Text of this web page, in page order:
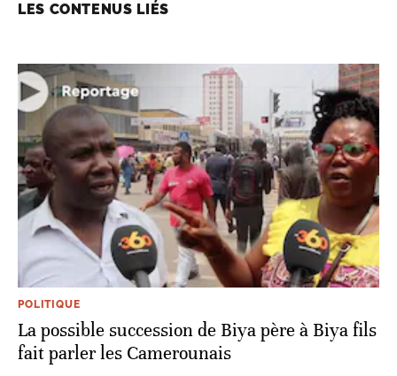
LES CONTENUS LIÉS
POLITIQUE
La possible succession de Biya père à Biya fils
fait parler les Camerounais